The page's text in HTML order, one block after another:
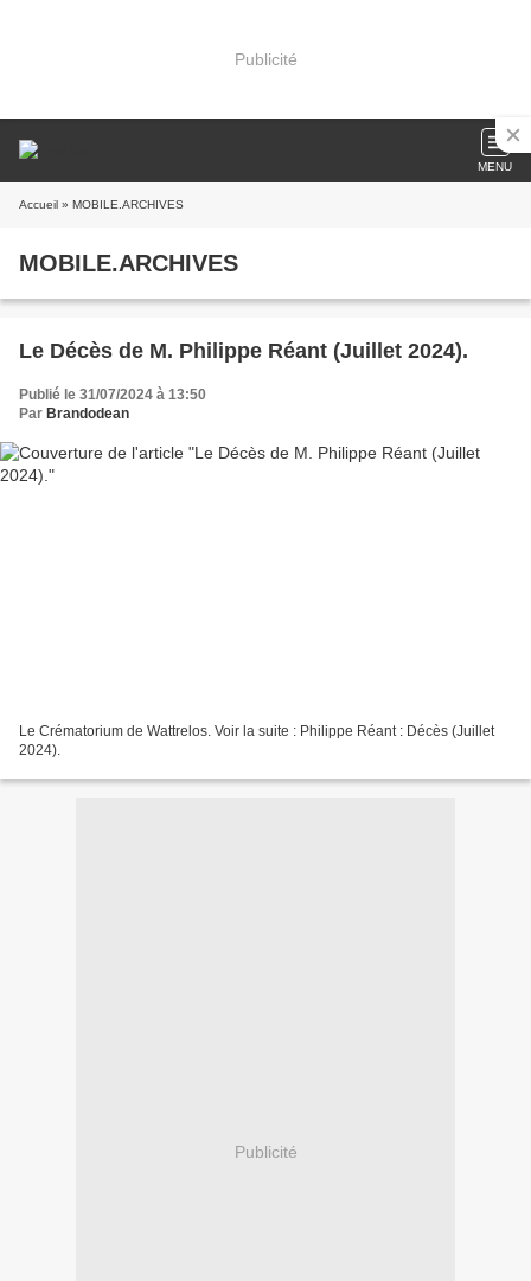
Publicité
MENU
Accueil » MOBILE.ARCHIVES
MOBILE.ARCHIVES
Le Décès de M. Philippe Réant (Juillet 2024).
Publié le 31/07/2024 à 13:50
Par Brandodean
Le Crématorium de Wattrelos. Voir la suite : Philippe Réant : Décès (Juillet
2024).
Publicité